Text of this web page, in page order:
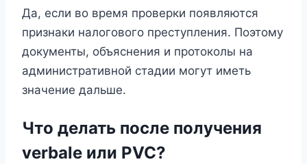
Да, если во время проверки появляются
признаки налогового преступления. Поэтому
документы, объяснения и протоколы на
административной стадии могут иметь
значение дальше.
Что делать после получения
verbale или PVC?